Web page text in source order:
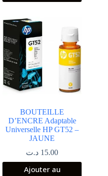
BOUTEILLE
D’ENCRE Adaptable
Universelle HP GT52 –
JAUNE
15.00 د.ت
Ajouter au